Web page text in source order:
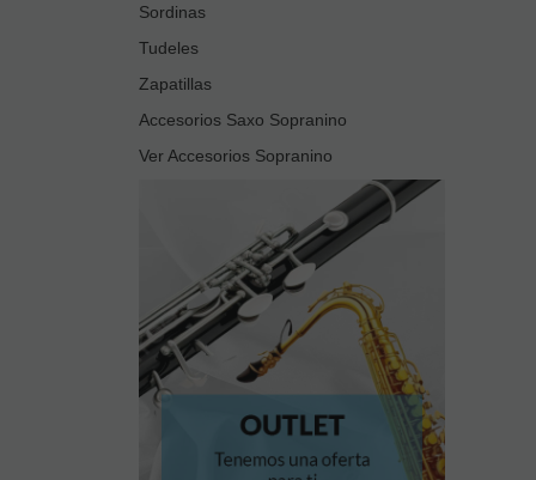
Sordinas
Tudeles
Zapatillas
Accesorios Saxo Sopranino
Ver Accesorios Sopranino